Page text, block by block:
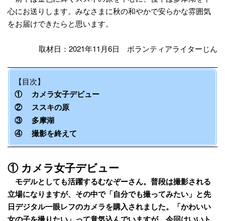
心にお送りします。みなさまに秋の和やかで安らかな雰囲気
をお届けできたらと思います。
取材日：2021年11月6日 ボランティアライターじん
【目次】
① カメラ女子デビュー
② ススキの原
③ 多摩湖
④ 撮影を終えて
① カメラ女子デビュー
モデルとしても活躍するむなぞーさん。普段は撮影される
立場になりますが、その中で「自分でも撮ってみたい」と先
日デジタル一眼レフのカメラを購入されました。「かわいい